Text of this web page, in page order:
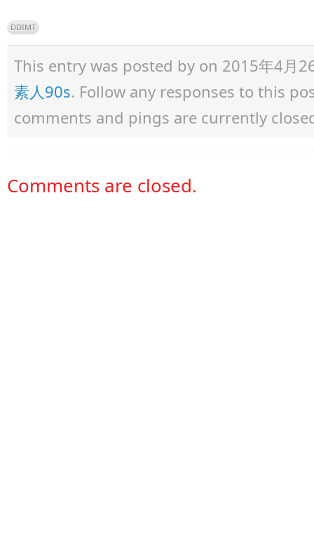
DDIMT
This entry was posted by on 2015年4月
素人90s. Follow any responses to this
comments and pings are currently
Comments are closed.